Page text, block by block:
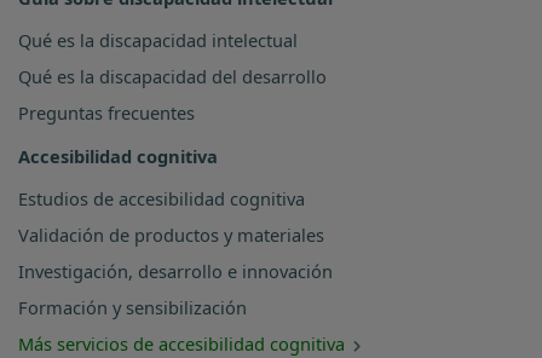
Qué es la discapacidad intelectual
Qué es la discapacidad del desarrollo
Preguntas frecuentes
Accesibilidad cognitiva
Estudios de accesibilidad cognitiva
Validación de productos y materiales
Investigación, desarrollo e innovación
Formación y sensibilización
Más servicios de accesibilidad cognitiva